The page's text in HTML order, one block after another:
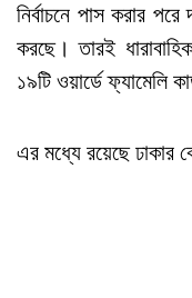
নির্বাচনে পাস করার
করছে। তারই
১৯টি ওয়ার্ডে ফ্যামেলি
এর মধ্যে রয়েছে ঢাকার